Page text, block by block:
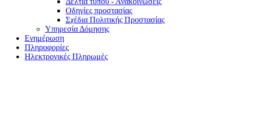
Οδηγίες προστασίας
Σχέδια Πολιτικής Προστασίας
Υπηρεσία Δόμησης
Ενημέρωση
Πληροφορίες
Ηλεκτρονικές Πληρωμές